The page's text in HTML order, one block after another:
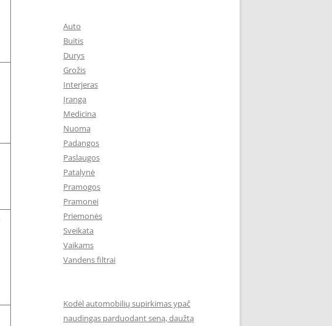
Auto
Buitis
Durys
Grožis
Interjeras
Įranga
Medicina
Nuoma
Padangos
Paslaugos
Patalynė
Pramogos
Pramonei
Priemonės
Sveikata
Vaikams
Vandens filtrai
Kodėl automobilių supirkimas ypač
naudingas parduodant seną, daužtą